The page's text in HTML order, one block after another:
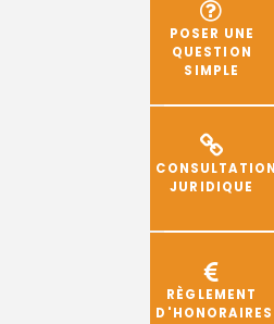
POSER UNE
QUESTION
SIMPLE
JURIDIQUE
RÈGLEMENT
D'HONORAIRES